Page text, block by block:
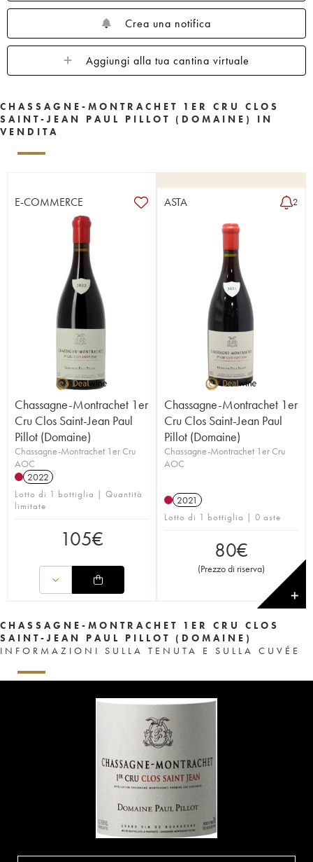
Crea una notifica
Aggiungi alla tua cantina virtuale
CHASSAGNE-MONTRACHET 1ER CRU CLOS
SAINT-JEAN PAUL PILLOT (DOMAINE) IN
VENDITA
E-COMMERCE
Chassagne-Montrachet 1er
Cru Clos Saint-Jean Paul
Pillot (Domaine)
Chassagne-Montrachet 1er Cru
AOC
2022
Lotto di 1 bottiglia | Quantità
limitate
105€
ASTA 2
Chassagne-Montrachet 1er
Cru Clos Saint-Jean Paul
Pillot (Domaine)
Chassagne-Montrachet 1er Cru
AOC
2021
Lotto di 1 bottiglia | 0 aste
80€
(Prezzo di riserva)
✕
CHASSAGNE-MONTRACHET 1ER CRU CLOS
SAINT-JEAN PAUL PILLOT (DOMAINE)
INFORMAZIONI SULLA TENUTA E SULLA CUVÉE